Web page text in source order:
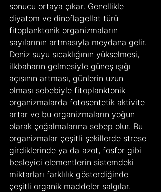
sonucu ortaya çıkar. Genellikle
diyatom ve dinoflagellat türü
fitoplanktonik organizmaların
sayılarının artmasıyla meydana gelir.
Deniz suyu sıcaklığının yükselmesi,
ilkbaharın gelmesiyle güneş ışığı
açısının artması, günlerin uzun
olması sebebiyle fitoplanktonik
organizmalarda fotosentetik aktivite
artar ve bu organizmaların yoğun
olarak çoğalmalarına sebep olur. Bu
organizmalar çeşitli şekillerde strese
girdiklerinde ya da azot, fosfor gibi
besleyici elementlerin sistemdeki
miktarları farklılık gösterdiğinde
çeşitli organik maddeler salgılar.